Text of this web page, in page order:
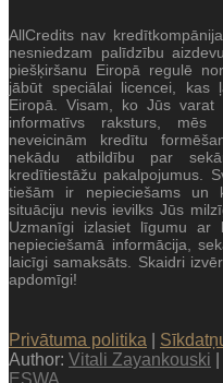
AllCredits nav
nesniedzam palīdzību
piešķiršanu Eiropā regulē
jābūt speciālai licencei, kas
Eiropā. Visam, ko Jūs
informatīvs raksturs, mēs
neveicinām kredītu
nekādu atbildību par
kredītiestāžu pakalpojumus.
tiešām ir nepieciešams un
situāciju nevis ievilks Jūs
Uzmanīgi izlasiet līgumu
nepieciešamā informācija,
laicīgi samaksāts. Skaidri
apdomīgi!
Privātuma politika
Author: Vitali Zayankouski
ESWA